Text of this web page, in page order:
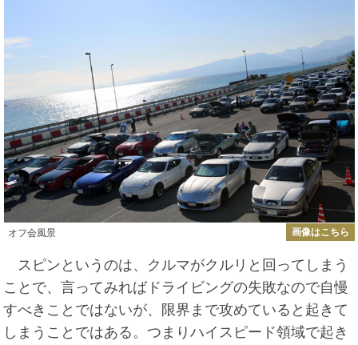
オフ会風景 画像はこちら
スピンというのは、クルマがクルリと回ってしまう
ことで、言ってみればドライビングの失敗なので自慢
すべきことではないが、限界まで攻めていると起きて
しまうことではある。つまりハイスピード領域で起き